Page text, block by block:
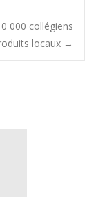
000 collégiens
locaux →